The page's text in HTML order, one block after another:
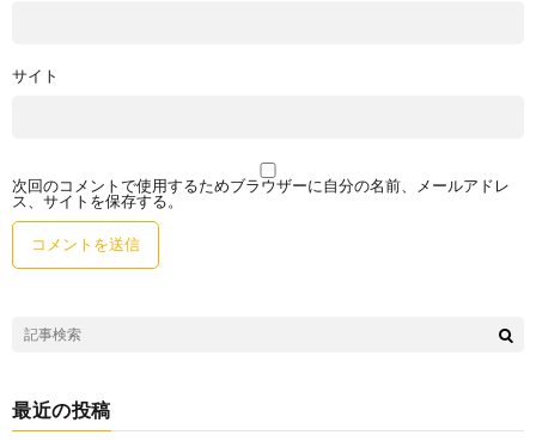
サイト
次回のコメントで使用するためブラウザーに自分の名前、メールアドレ
ス、サイトを保存する。
最近の投稿